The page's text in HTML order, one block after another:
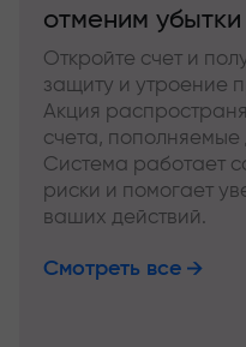
отменим убытки
Откройте счет и
защиту и утроение
Акция
счета, пополняемые
Система работает
риски и помогает
ваших действий.
Смотреть все